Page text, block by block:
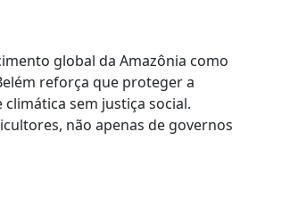
global da Amazônia como
reforça que proteger a
sem justiça social.
não apenas de governos